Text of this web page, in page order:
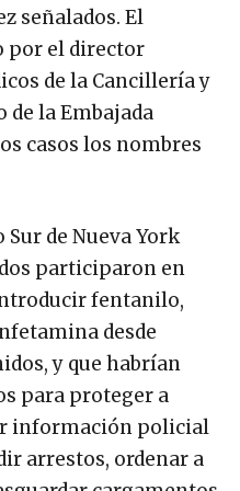
señalados. El
por el director
de la Cancillería y
la Embajada
casos los nombres
de Nueva York
participaron en
fentanilo,
desde
y que habrían
para proteger a
información policial
arrestos, ordenar a